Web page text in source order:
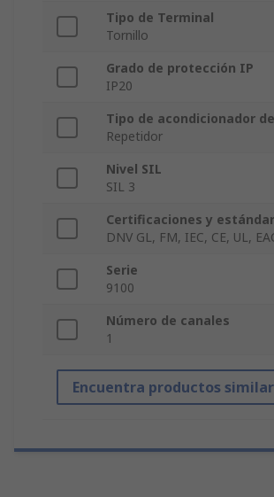
Tipo de Terminal
Tornillo
Grado de protección IP
IP20
Tipo de acondicionador
Repetidor
Nivel SIL
SIL 3
Certificaciones y
DNV GL, FM, IEC, CE, UL,
Serie
9100
Número de canales
1
Encuentra productos